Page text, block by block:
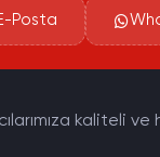
Posta
kaliteli ve